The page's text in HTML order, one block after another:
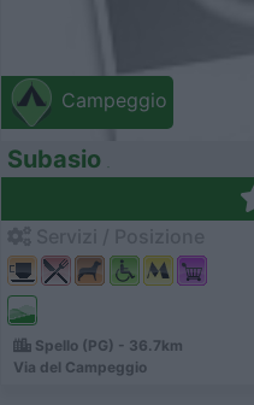
Campeggio
Subasio
Spello (PG) - 36.7km
Via del Campeggio